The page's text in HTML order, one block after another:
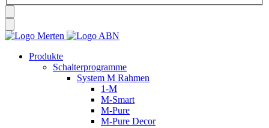
Produkte
Schalterprogramme
System M Rahmen
1-M
M-Smart
M-Pure
M-Pure Decor